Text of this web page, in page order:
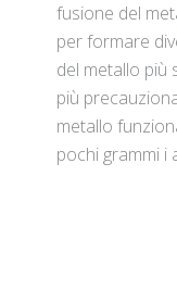
fusione del
per formare
del metallo più
più
metallo
pochi grammi i